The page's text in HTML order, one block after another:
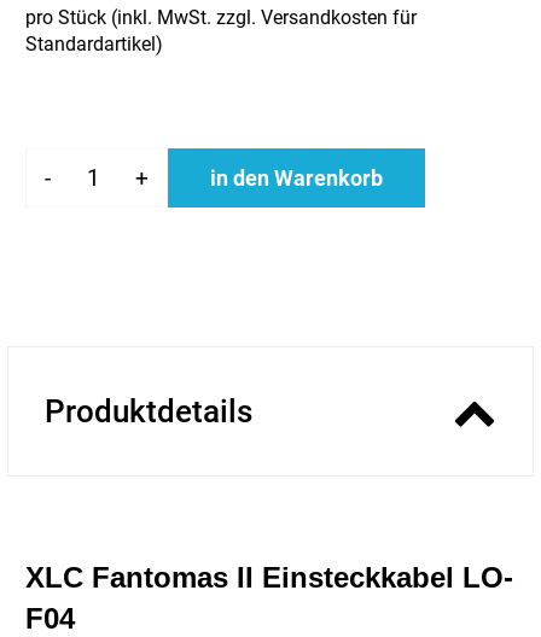
pro Stück (inkl. MwSt. zzgl. Versandkosten für
Standardartikel )
- + in den Warenkorb
Produktdetails
XLC Fantomas II Einsteckkabel LO-
F04